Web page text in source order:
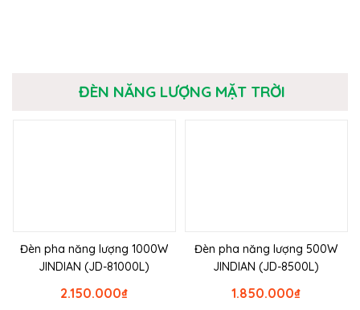
ĐÈN NĂNG LƯỢNG MẶT TRỜI
Đèn pha năng lượng 1000W
JINDIAN (JD-81000L)
₫
2.150.000
Đèn pha năng lượng 500W
JINDIAN (JD-8500L)
₫
1.850.000